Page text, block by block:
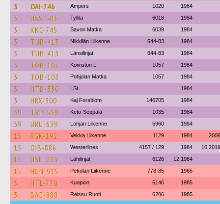
3 OAI-746 Ampers 1020 1984
3 USS-503 Tyllilä 6018 1984
3 KKC-745 Savon Matka 6039 1984
3 TUB-413 Nikkilän Liikenne 644-83 1984
3 TUB-413 Länsilinjat 644-83 1984
3 TOB-103 Koiviston L 1057 1984
3 TOB-103 Pohjolan Matka 1057 1984
3 HTB-330 LSL 1984
3 HRX-300 Kaj Forsblom 146705 1984
39 TVP-539 Keto-Seppälä 1035 1984
39 URU-639 Lohjan Liikenne 5960 1984
15 RGK-192 Vekka Liikenne 1129 1984 2006
15 OIB-886 Westerlines 4157 / 129 1984 10.2019
15 USU-235 Lähilinjat 6126 12.1984
15 HUN-915 Pekolan Liikenne 778-85 1985
3 HTL-770 Kuopion 6146 1985
3 BAE-888 Reissu Ruoti 6206 1985